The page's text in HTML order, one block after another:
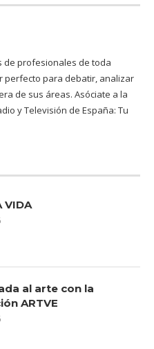
de profesionales de toda
perfecto para debatir, analizar
de sus áreas. Asóciate a la
y Televisión de España: Tu
VIDA
al arte con la
ARTVE